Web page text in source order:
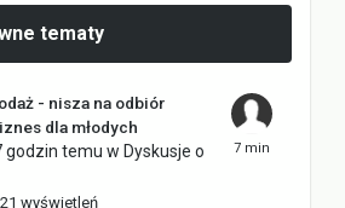
tematy
- nisza na odbiór
dla młodych
godzin temu w Dyskusje o
wyświetleń